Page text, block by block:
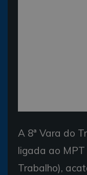
A 8ª Vara do
ligada ao MPT
Trabalho),